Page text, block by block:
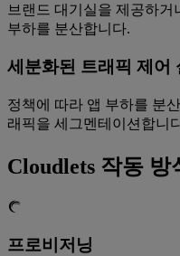
브랜드 대기실을 제공하거
부하를 분산합니다.
세분화된 트래픽 제어
정책에 따라 앱 부하를 분
래픽을 세그멘테이션합니
Cloudlets 작동 방
프로비저닝